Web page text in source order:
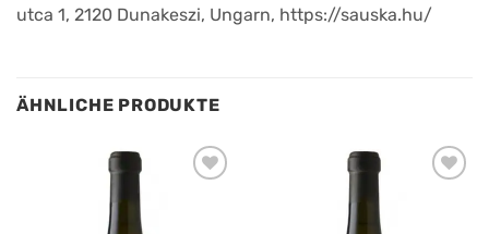
utca 1, 2120 Dunakeszi, Ungarn, https://sauska.hu/
ÄHNLICHE PRODUKTE